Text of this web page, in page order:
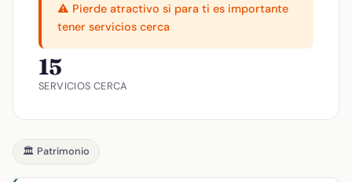
⚠️ Pierde atractivo si para ti es importante
tener servicios cerca
15
SERVICIOS CERCA
🏛️ Patrimonio